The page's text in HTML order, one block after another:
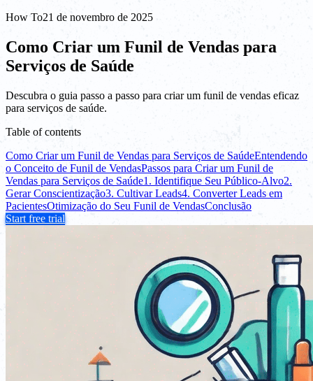
How To21 de novembro de 2025
Como Criar um Funil de Vendas para
Serviços de Saúde
Descubra o guia passo a passo para criar um funil de vendas eficaz
para serviços de saúde.
Table of contents
Como Criar um Funil de Vendas para Serviços de SaúdeEntendendo
o Conceito de Funil de VendasPassos para Criar um Funil de
Vendas para Serviços de Saúde1. Identifique Seu Público-Alvo2.
Gerar Conscientização3. Cultivar Leads4. Converter Leads em
PacientesOtimização do Seu Funil de VendasConclusão
Start free trial